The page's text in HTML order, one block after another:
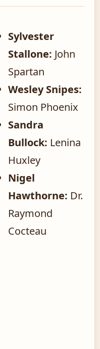
Sylvester
Stallone: John
Spartan
Wesley Snipes:
Simon Phoenix
Sandra
Bullock: Lenina
Huxley
Nigel
Hawthorne: Dr.
Raymond
Cocteau